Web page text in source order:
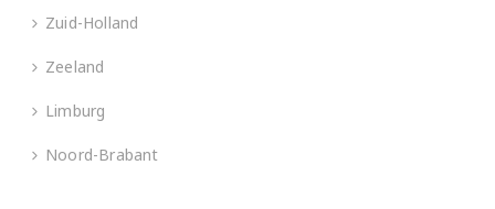
Zuid-Holland
Zeeland
Limburg
Noord-Brabant